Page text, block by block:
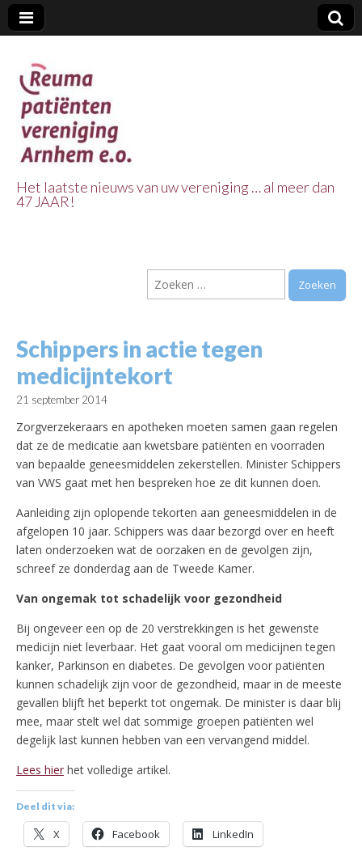
Vereniging
Arnhem e.o.
Het laatste nieuws van uw vereniging … al meer dan
47 JAAR!
Zoeken
naar:
Schippers in actie tegen
medicijntekort
21 september 2014
Zorgverzekeraars en apotheken moeten samen gaan regelen
dat ze de medicatie aan kwetsbare patiënten en voorraden
van bepaalde geneesmiddelen zekerstellen. Minister Schippers
van VWS gaat met hen bespreken hoe ze dit kunnen doen.
Aanleiding zijn oplopende tekorten aan geneesmiddelen in de
afgelopen 10 jaar. Schippers was daar bezorgd over en heeft
laten onderzoeken wat de oorzaken en de gevolgen zijn,
schreef ze donderdag aan de Tweede Kamer.
Van ongemak tot schadelijk voor gezondheid
Bij ongeveer een op de 20 verstrekkingen is het gewenste
medicijn niet leverbaar. Het gaat vooral om medicijnen tegen
kanker, Parkinson en diabetes. De gevolgen voor patiënten
kunnen schadelijk zijn voor de gezondheid, maar in de meeste
gevallen blijft het beperkt tot ongemak. De minister is daar blij
mee, maar stelt wel dat sommige groepen patiënten wel
degelijk last kunnen hebben van een vervangend middel.
Lees hier het volledige artikel.
Deel dit via:
X Facebook LinkedIn